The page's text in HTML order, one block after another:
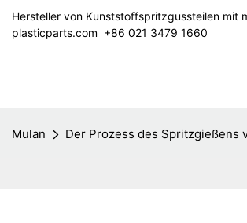
Hersteller von Kunststoffspritzgussteilen
plasticparts.com ​​​​​​​ +86 021 3479 1660
Mulan Der Prozess des